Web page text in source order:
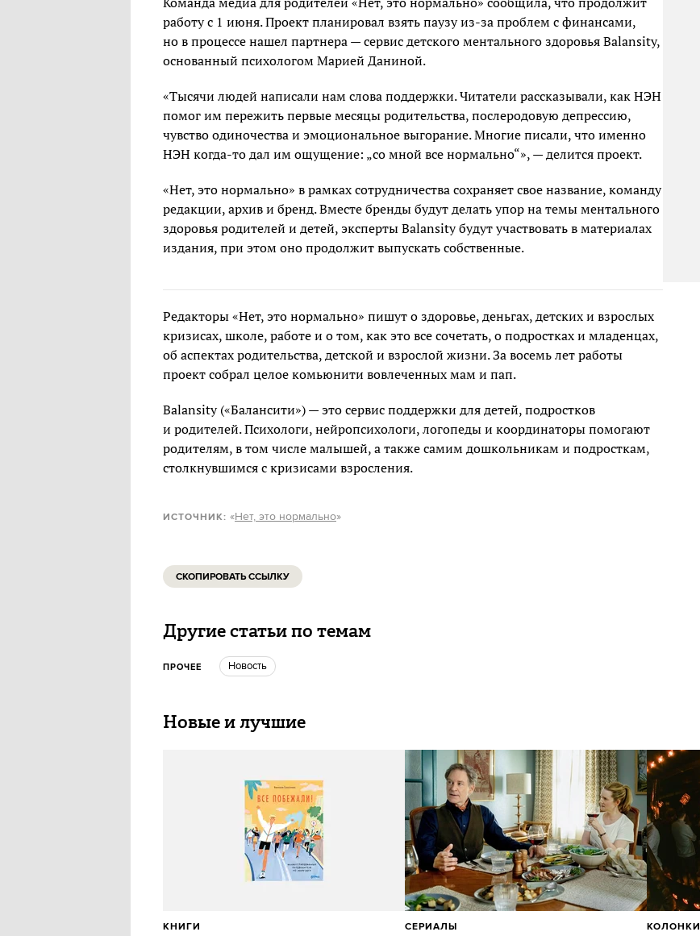
работу с 1 июня. Проект планировал взять паузу из-за проблем с финансами,
но в процессе нашел партнера — сервис детского ментального здоровья Balansity,
основанный психологом Марией Даниной.
«Тысячи людей написали нам слова поддержки. Читатели рассказывали, как НЭН
помог им пережить первые месяцы родительства, послеродовую депрессию,
чувство одиночества и эмоциональное выгорание. Многие писали, что именно
НЭН когда-то дал им ощущение: „со мной все нормально“», — делится проект.
«Нет, это нормально» в рамках сотрудничества сохраняет свое название, команду
редакции, архив и бренд. Вместе бренды будут делать упор на темы ментального
здоровья родителей и детей, эксперты Balansity будут участвовать в материалах
издания, при этом оно продолжит выпускать собственные.
Редакторы «Нет, это нормально» пишут о здоровье, деньгах, детских и взрослых
кризисах, школе, работе и о том, как это все сочетать, о подростках и младенцах,
об аспектах родительства, детской и взрослой жизни. За восемь лет работы
проект собрал целое комьюнити вовлеченных мам и пап.
Balansity («Балансити») — это сервис поддержки для детей, подростков
и родителей. Психологи, нейропсихологи, логопеды и координаторы помогают
родителям, в том числе малышей, а также самим дошкольникам и подросткам,
столкнувшимся с кризисами взросления.
ИСТОЧНИК: «Нет, это нормально»
СКОПИРОВАТЬ ССЫЛКУ
Другие статьи по темам
ПРОЧЕЕ Новость
Новые и лучшие
КНИГИ СЕРИАЛЫ КОЛОНКИ